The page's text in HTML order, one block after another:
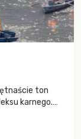
ton
karnego.